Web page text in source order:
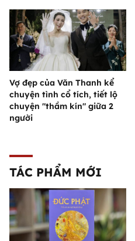
Vợ đẹp của Văn Thanh kể
chuyện tình cổ tích, tiết lộ
chuyện "thầm kín" giữa 2
người
TÁC PHẨM MỚI